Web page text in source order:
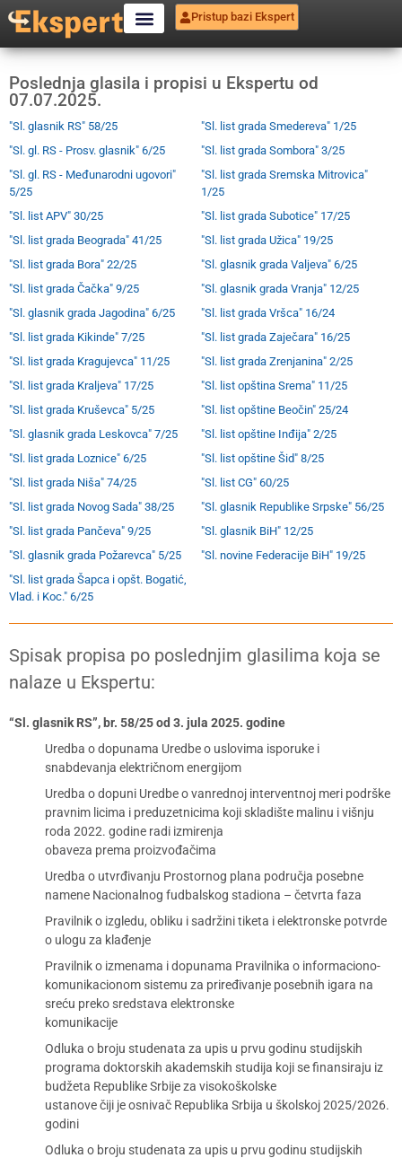
Pristup bazi Ekspert
Poslednja glasila i propisi u Ekspertu od
07.07.2025.
"Sl. glasnik RS" 58/25
"Sl. gl. RS - Prosv. glasnik" 6/25
"Sl. gl. RS - Međunarodni ugovori"
5/25
"Sl. list APV" 30/25
"Sl. list grada Beograda" 41/25
"Sl. list grada Bora" 22/25
"Sl. list grada Čačka" 9/25
"Sl. glasnik grada Jagodina" 6/25
"Sl. list grada Kikinde" 7/25
"Sl. list grada Kragujevca" 11/25
"Sl. list grada Kraljeva" 17/25
"Sl. list grada Kruševca" 5/25
"Sl. glasnik grada Leskovca" 7/25
"Sl. list grada Loznice" 6/25
"Sl. list grada Niša" 74/25
"Sl. list grada Novog Sada" 38/25
"Sl. list grada Pančeva" 9/25
"Sl. glasnik grada Požarevca" 5/25
"Sl. list grada Šapca i opšt. Bogatić,
Vlad. i Koc." 6/25
"Sl. list grada Smedereva" 1/25
"Sl. list grada Sombora" 3/25
"Sl. list grada Sremska Mitrovica"
1/25
"Sl. list grada Subotice" 17/25
"Sl. list grada Užica" 19/25
"Sl. glasnik grada Valjeva" 6/25
"Sl. glasnik grada Vranja" 12/25
"Sl. list grada Vršca" 16/24
"Sl. list grada Zaječara" 16/25
"Sl. list grada Zrenjanina" 2/25
"Sl. list opština Srema" 11/25
"Sl. list opštine Beočin" 25/24
"Sl. list opštine Inđija" 2/25
"Sl. list opštine Šid" 8/25
"Sl. list CG" 60/25
"Sl. glasnik Republike Srpske" 56/25
"Sl. glasnik BiH" 12/25
"Sl. novine Federacije BiH" 19/25
Spisak propisa po poslednjim glasilima koja se
nalaze u Ekspertu:
“Sl. glasnik RS”, br. 58/25 od 3. jula 2025. godine
Uredba o dopunama Uredbe o uslovima isporuke i
snabdevanja električnom energijom
Uredba o dopuni Uredbe o vanrednoj interventnoj meri podrške
pravnim licima i preduzetnicima koji skladište malinu i višnju
roda 2022. godine radi izmirenja
obaveza prema proizvođačima
Uredba o utvrđivanju Prostornog plana područja posebne
namene Nacionalnog fudbalskog stadiona – četvrta faza
Pravilnik o izgledu, obliku i sadržini tiketa i elektronske potvrde
o ulogu za klađenje
Pravilnik o izmenama i dopunama Pravilnika o informaciono-
komunikacionom sistemu za priređivanje posebnih igara na
sreću preko sredstava elektronske
komunikacije
Odluka o broju studenata za upis u prvu godinu studijskih
programa doktorskih akademskih studija koji se finansiraju iz
budžeta Republike Srbije za visokoškolske
ustanove čiji je osnivač Republika Srbija u školskoj 2025/2026.
godini
Odluka o broju studenata za upis u prvu godinu studijskih